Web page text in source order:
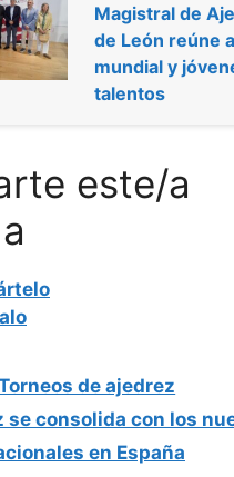
Magistral de
de León reúne
mundial y
talentos
este/a
de ajedrez
se consolida con los
en España